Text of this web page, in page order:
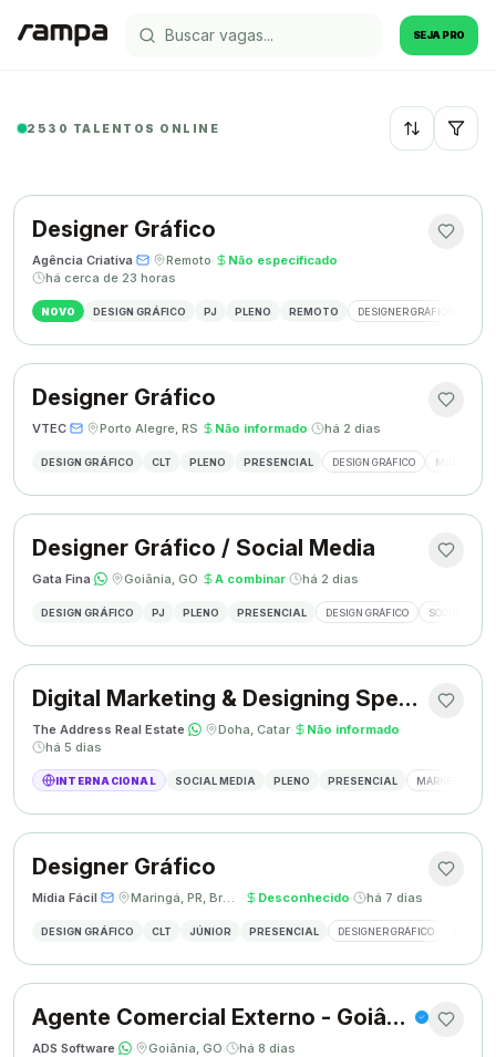
SEJA PRO
2530 TALENTOS ONLINE Recentes
Designer Gráfico
Agência Criativa· · Remoto· Não especificado·
há cerca de 23 horas
NOVO DESIGN GRÁFICO PJ PLENO REMOTO DESIGNER GRÁFICO
Designer Gráfico
VTEC· · Porto Alegre, RS· Não informado· há 2 dias
DESIGN GRÁFICO CLT PLENO PRESENCIAL DESIGN GRÁFICO MÍDIAS
Designer Gráfico / Social Media
Gata Fina· · Goiânia, GO· A combinar· há 2 dias
DESIGN GRÁFICO PJ PLENO PRESENCIAL DESIGN GRÁFICO SOCIAL
Digital Marketing & Designing Specialist
The Address Real Estate· · Doha, Catar· Não informado·
há 5 dias
INTERNACIONAL SOCIAL MEDIA PLENO PRESENCIAL MARKETING
Designer Gráfico
Mídia Fácil· · Maringá, PR, Brasil · Desconhecido· há 7 dias
DESIGN GRÁFICO CLT JÚNIOR PRESENCIAL DESIGNER GRÁFICO
Agente Comercial Externo - Goiânia
ADS Software· · Goiânia, GO· há 8 dias